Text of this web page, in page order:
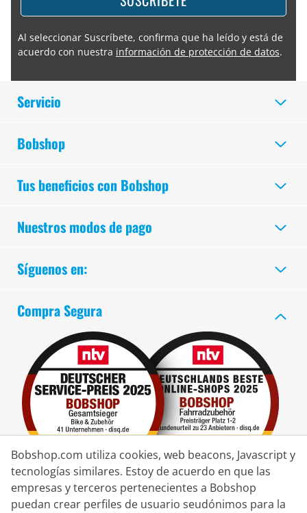
Al seleccionar Suscríbete, confirma que ha leído y está de
acuerdo con nuestra información de protección de datos.
Servicio
Bobshop
Tus beneficios con Bobshop
Nuestros modos de pago
Síguenos en:
Compra Segura
Socio de Entrega
Bobshop.com utiliza cookies, web beacons, Javascript y
tecnologías similares. Estoy de acuerdo en que las
empresas y terceros pertenecientes a Bobshop
puedan crear perfiles de usuario seudónimos para la